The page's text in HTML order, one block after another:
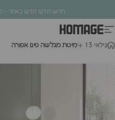
חדש חדש חדש באתר -
.
ניווט באתר
Homage Design
גילאי 1 3 מיטת מגלשה פינו אפורה